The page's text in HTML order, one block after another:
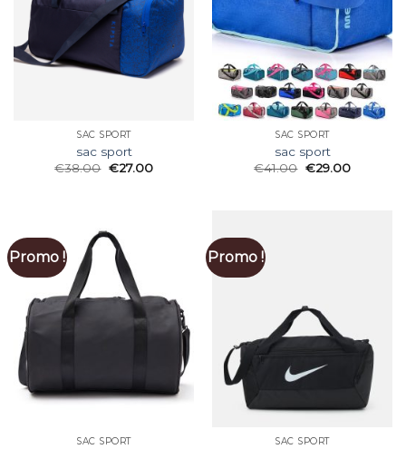
SAC SPORT
sac sport
€38.00 €27.00
SAC SPORT
sac sport
€41.00 €29.00
Promo !
SAC SPORT
Promo !
SAC SPORT